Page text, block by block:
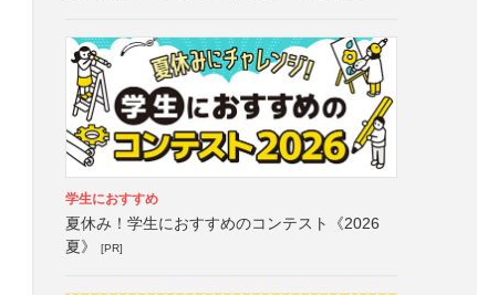
学生におすすめ
夏休み！学生におすすめのコンテスト《2026
夏》
[PR]